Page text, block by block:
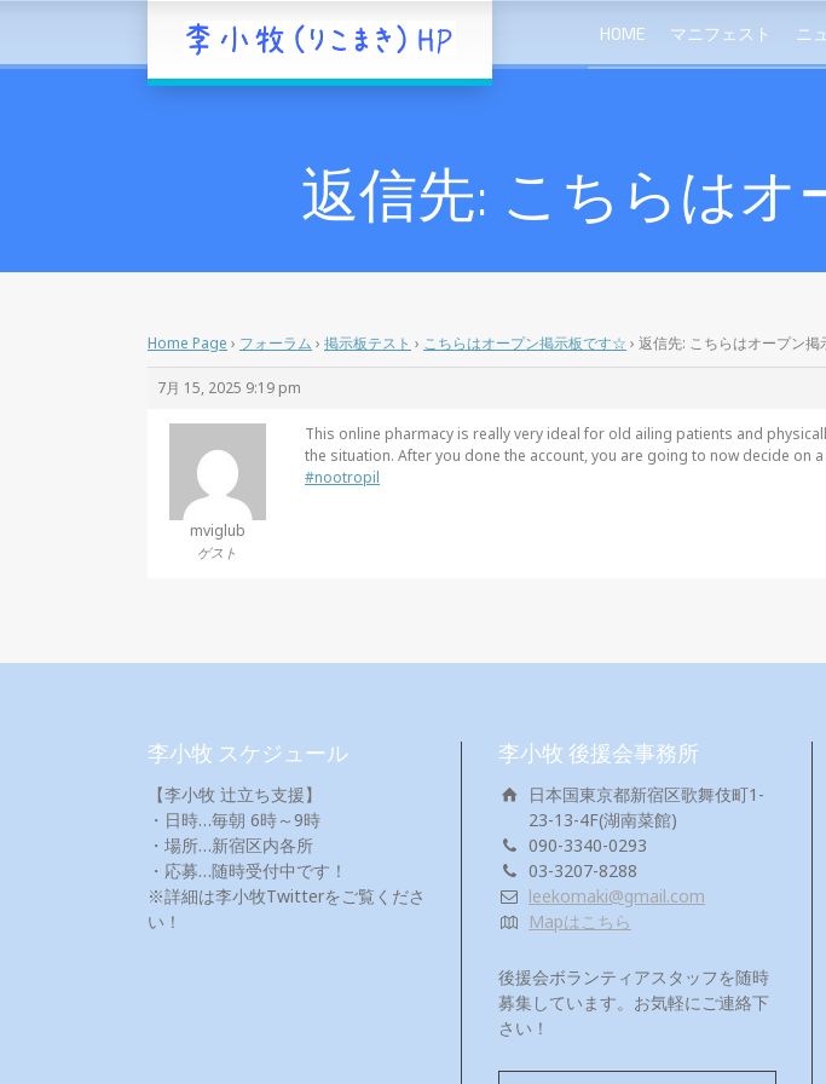
HOME マニフェスト ニ
返信先: こちらは
Home Page › フォーラム › 掲示板テスト › こちらはオープン掲示板です☆ › 返信先: こちらはオープン
7月 15, 2025 9:19 pm
mviglub
ゲスト
This online pharmacy is really very ideal for old ailing patients and
the situation. After you done the account, you are going to now decide on
#nootropil
李小牧 スケジュール
【李小牧 辻立ち支援】
・日時…毎朝 6時～9時
・場所…新宿区内各所
・応募…随時受付中です！
※詳細は李小牧Twitterをご覧くださ
い！
李小牧 後援会事務所
日本国東京都新宿区歌舞伎町1-
23-13-4F(湖南菜館)
090-3340-0293
03-3207-8288
leekomaki@gmail.com
Mapはこちら
後援会ボランティアスタッフを随時
募集しています。お気軽にご連絡下
さい！